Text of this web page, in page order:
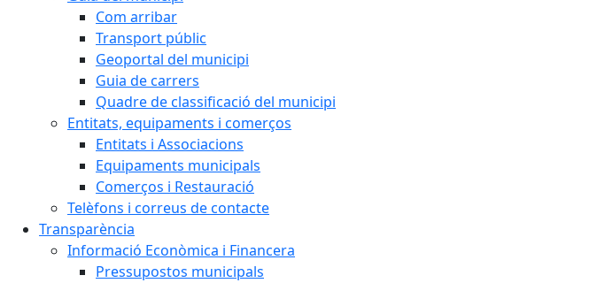
Com arribar
Transport públic
Geoportal del municipi
Guia de carrers
Quadre de classificació del municipi
Entitats, equipaments i comerços
Entitats i Associacions
Equipaments municipals
Comerços i Restauració
Telèfons i correus de contacte
Transparència
Informació Econòmica i Financera
Pressupostos municipals